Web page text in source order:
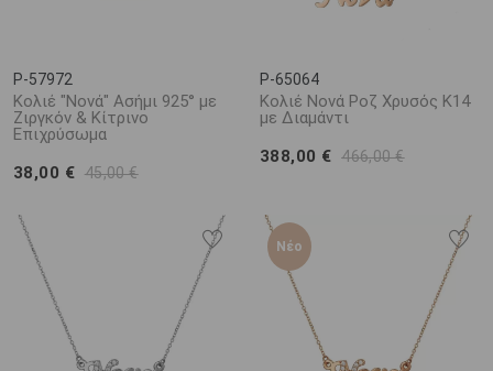
P-57972
Κολιέ "Νονά" Ασήμι 925° με
Ζιργκόν & Κίτρινο
Επιχρύσωμα
38,00 € 45,00 €
P-65064
Κολιέ Νονά Ροζ Χρυσός Κ14
με Διαμάντι
388,00 € 466,00 €
Νέο